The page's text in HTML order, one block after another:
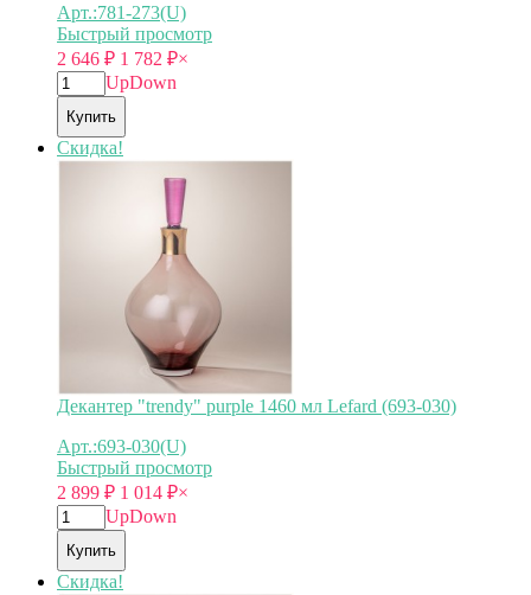
Арт.:781-273(U)
Быстрый просмотр
2 646 ₽ 1 782 ₽×
UpDown
Купить
Скидка!
Декантер "trendy" purple 1460 мл Lefard (693-030)
Арт.:693-030(U)
Быстрый просмотр
2 899 ₽ 1 014 ₽×
UpDown
Купить
Скидка!